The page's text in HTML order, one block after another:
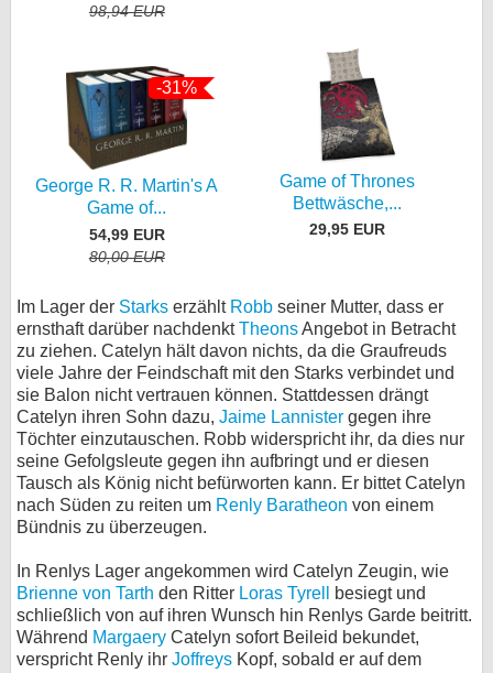
98,94 EUR
-31%
George R. R. Martin's A
Game of...
54,99 EUR
80,00 EUR
Game of Thrones
Bettwäsche,...
29,95 EUR
Im Lager der Starks erzählt Robb seiner Mutter, dass er
ernsthaft darüber nachdenktTheonsAngebot in Betracht
zu ziehen. Catelyn hält davon nichts, da die Graufreuds
viele Jahre der Feindschaft mit den Starks verbindet und
sie Balon nicht vertrauen können. Stattdessen drängt
Catelyn ihren Sohn dazu, Jaime Lannister gegen ihre
Töchter einzutauschen. Robb widerspricht ihr, da dies nur
seine Gefolgsleute gegen ihn aufbringt und er diesen
Tausch als König nicht befürworten kann. Er bittet Catelyn
nach Süden zu reiten um Renly Baratheon von einem
Bündnis zu überzeugen.
In Renlys Lager angekommen wird Catelyn Zeugin, wie
Brienne von Tarth den Ritter Loras Tyrell
besiegt und
schließlich von auf ihren Wunsch hin Renlys Garde beitritt.
Während Margaery Catelyn sofort Beileid bekundet,
verspricht Renly ihr Joffreys Kopf, sobald er auf dem